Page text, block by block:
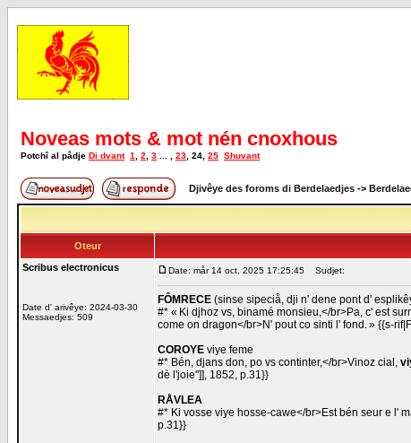
Noveas mots & mot nén cnoxhous
Potchî al pådje Di dvant 1 2 3 23 24 25 Shuvant
Djivêye des foroms di Berdelaedjes ->
Oteur
Scribus electronicus
Date d' arivêye: 2024-03-30
Messaedjes: 509
Date: mår 14 oct, 2025 17:25:45 Sudjet:
FÔMRECE (sinse sipeciå, dji n' dene pont d'
#* « Ki djhoz vs, binamé monsieu,</br>Pa, c' est
come on dragon</br>N' pout co sinti l' fond. » {{s-
COROYE viye feme
#* Bén, djans don, po vs continter,</br>Vinoz cial,
dè l'joie'']], 1852, p.31}}
RÅVLEA
#* Ki vosse viye hosse-cawe</br>Est bén seur e l'
p.31}}